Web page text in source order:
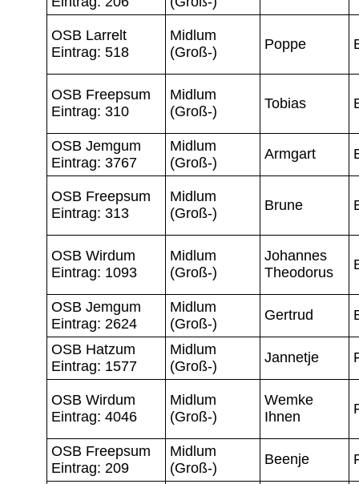
OSB Larrelt
Eintrag: 518
Midlum
(Groß-)
Poppe
OSB Freepsum
Eintrag: 310
Midlum
(Groß-)
Tobias
OSB Jemgum
Eintrag: 3767
Midlum
(Groß-)
Armgart
OSB Freepsum
Eintrag: 313
Midlum
(Groß-)
Brune
OSB Wirdum
Eintrag: 1093
Midlum
(Groß-)
Johannes
Theodorus
OSB Jemgum
Eintrag: 2624
Midlum
(Groß-)
Gertrud
OSB Hatzum
Eintrag: 1577
Midlum
(Groß-)
Jannetje
OSB Wirdum
Eintrag: 4046
Midlum
(Groß-)
Wemke
Ihnen
OSB Freepsum
Eintrag: 209
Midlum
(Groß-)
Beenje